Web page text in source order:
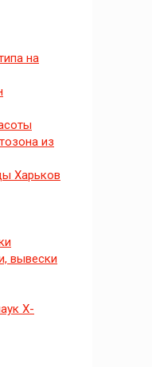
на
из
Харьков
вывески
X-